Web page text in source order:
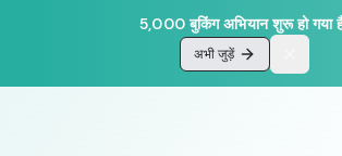
5,000 बुकिंग अभियान शुरू हो गया
अभी जुड़ें